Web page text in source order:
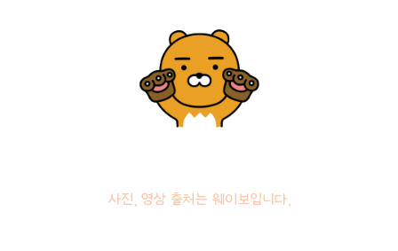
사진, 영상 출처는 웨이보입니다.